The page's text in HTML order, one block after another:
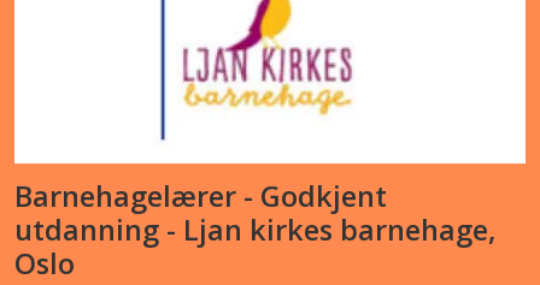
Barnehagelærer - Godkjent
utdanning - Ljan kirkes barnehage,
Oslo